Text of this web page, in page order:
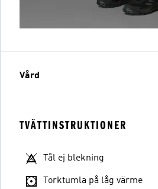
Vård
TVÄTTINSTRUKTIONER
Tål ej blekning
Torktumla på låg värme